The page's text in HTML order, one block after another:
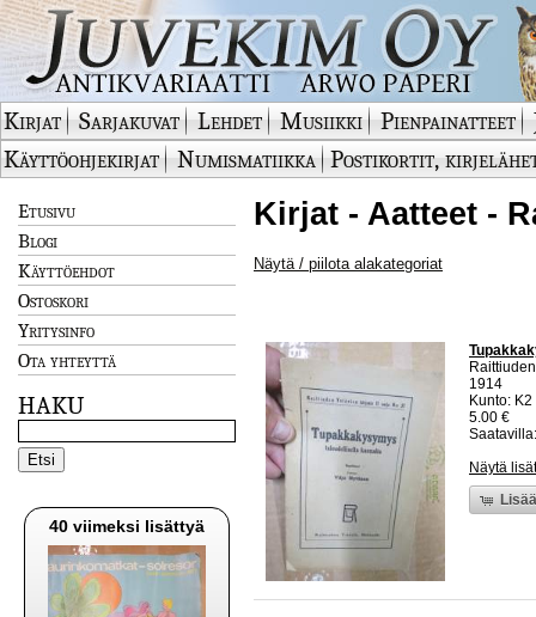
Kirjat Sarjakuvat Lehdet Musiikki Pienpainatteet
Käyttöohjekirjat
Numismatiikka Postikortit,
Etusivu
Blogi
Käyttöehdot
Ostoskori
Yritysinfo
Ota yhteyttä
HAKU
40 viimeksi lisättyä
Kirjat - Aatteet -
Näytä / piilota alakategoriat
1914
Kunto:
5.00 €
Näytä